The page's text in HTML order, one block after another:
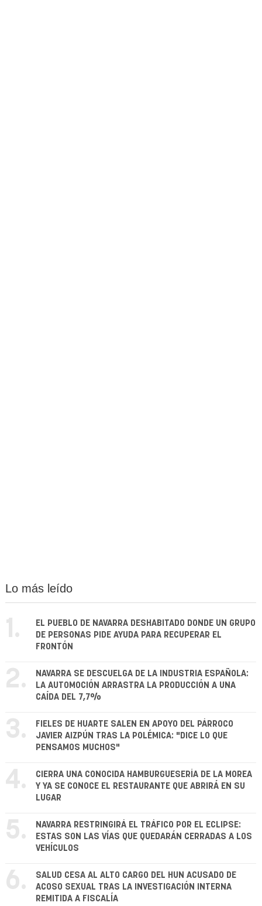
Lo más leído
1.
EL PUEBLO DE NAVARRA DESHABITADO DONDE UN GRUPO
DE PERSONAS PIDE AYUDA PARA RECUPERAR EL
FRONTÓN
2.
NAVARRA SE DESCUELGA DE LA INDUSTRIA ESPAÑOLA:
LA AUTOMOCIÓN ARRASTRA LA PRODUCCIÓN A UNA
CAÍDA DEL 7,7%
3.
FIELES DE HUARTE SALEN EN APOYO DEL PÁRROCO
JAVIER AIZPÚN TRAS LA POLÉMICA: "DICE LO QUE
PENSAMOS MUCHOS"
4.
CIERRA UNA CONOCIDA HAMBURGUESERÍA DE LA MOREA
Y YA SE CONOCE EL RESTAURANTE QUE ABRIRÁ EN SU
LUGAR
5.
NAVARRA RESTRINGIRÁ EL TRÁFICO POR EL ECLIPSE:
ESTAS SON LAS VÍAS QUE QUEDARÁN CERRADAS A LOS
VEHÍCULOS
6.
SALUD CESA AL ALTO CARGO DEL HUN ACUSADO DE
ACOSO SEXUAL TRAS LA INVESTIGACIÓN INTERNA
REMITIDA A FISCALÍA